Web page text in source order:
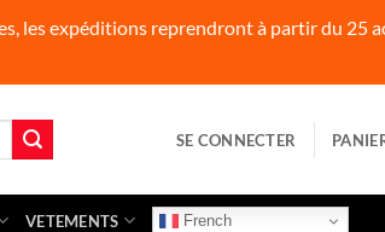
les expéditions reprendront à partir du 25
SE CONNECTER
VETEMENTS French